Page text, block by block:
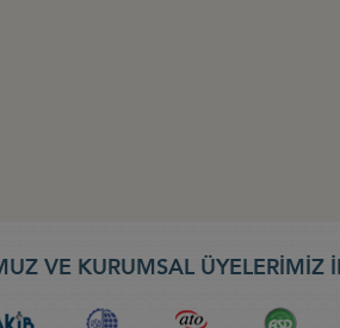
VE KURUMSAL ÜYELERİMİZ